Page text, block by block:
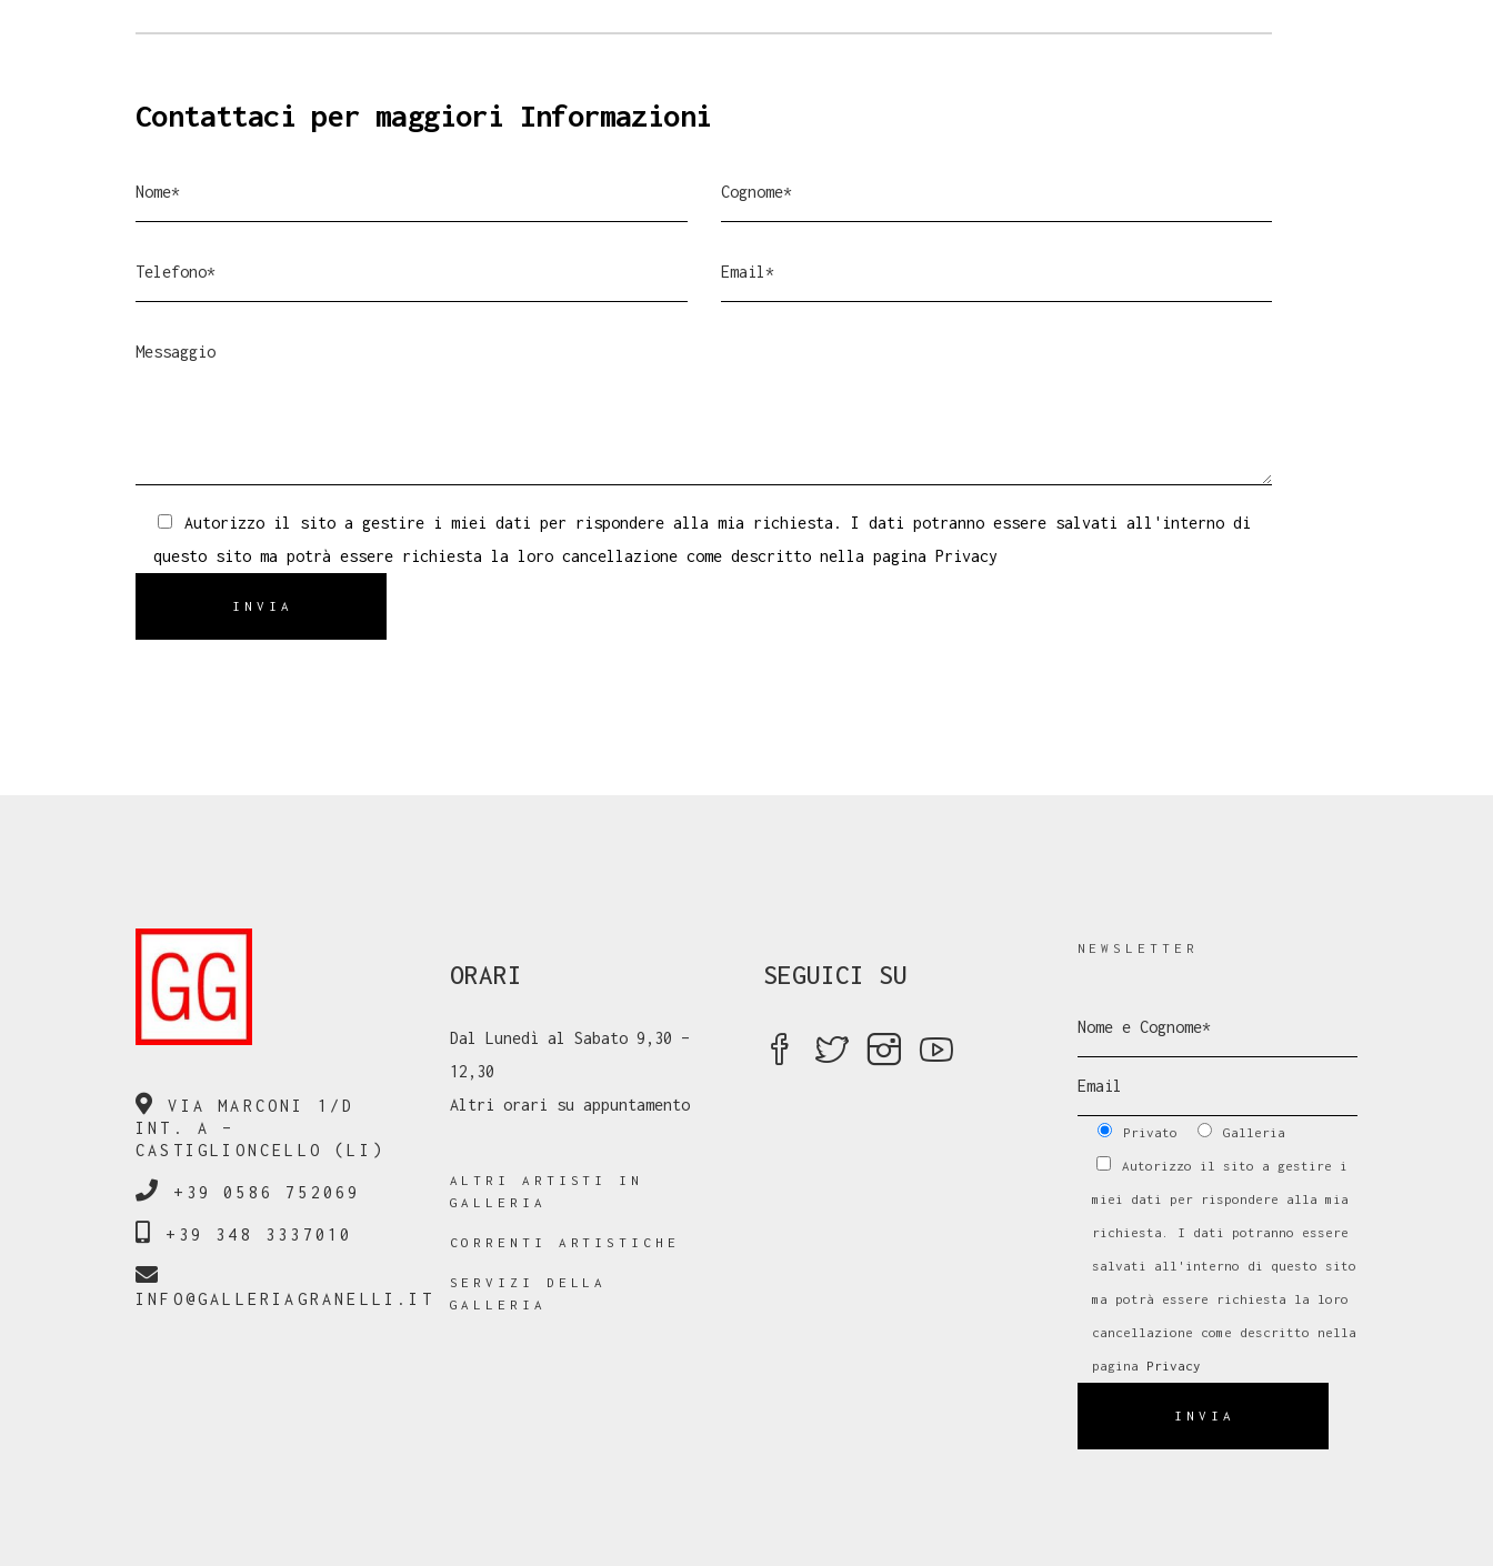
Contattaci per maggiori Informazioni
Autorizzo il sito a gestire i miei dati per rispondere alla mia richiesta. I dati potranno essere salvati all'interno di
questo sito ma potrà essere richiesta la loro cancellazione come descritto nella pagina Privacy
INVIA
VIA MARCONI 1/D
INT. A –
CASTIGLIONCELLO (LI)
+39 0586 752069
+39 348 3337010
INFO@GALLERIAGRANELLI.IT
ORARI
Dal Lunedì al Sabato 9,30 –
12,30
Altri orari su appuntamento
ALTRI ARTISTI IN
GALLERIA
CORRENTI ARTISTICHE
SERVIZI DELLA
GALLERIA
SEGUICI SU
NEWSLETTER
Privato Galleria
Autorizzo il sito a gestire i
miei dati per rispondere alla mia
richiesta. I dati potranno essere
salvati all'interno di questo sito
ma potrà essere richiesta la loro
cancellazione come descritto nella
pagina Privacy
INVIA